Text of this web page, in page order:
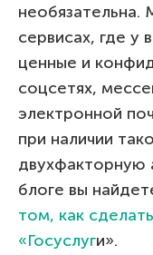
сервисах, где у
ценные и
соцсетях,
электронной
при наличии
двухфакторную
блоге вы
том, как
«Госуслуги».